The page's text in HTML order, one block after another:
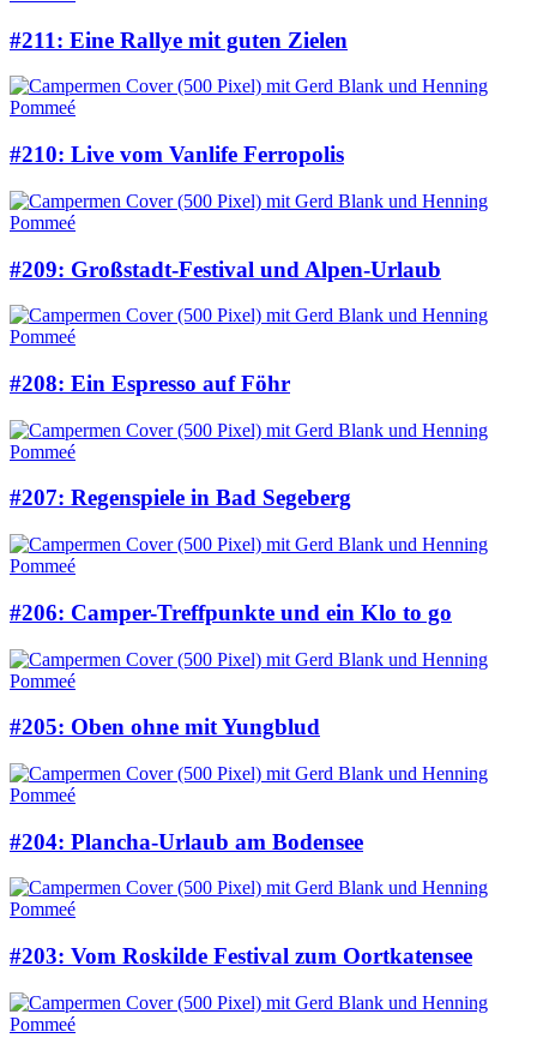
#211: Eine Rallye mit guten Zielen
#210: Live vom Vanlife Ferropolis
#209: Großstadt-Festival und Alpen-Urlaub
#208: Ein Espresso auf Föhr
#207: Regenspiele in Bad Segeberg
#206: Camper-Treffpunkte und ein Klo to go
#205: Oben ohne mit Yungblud
#204: Plancha-Urlaub am Bodensee
#203: Vom Roskilde Festival zum Oortkatensee